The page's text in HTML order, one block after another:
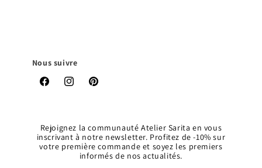
Nous suivre
FacebookInstagramPinterest
Rejoignez la communauté Atelier Sarita en vous
inscrivant à notre newsletter. Profitez de -10% sur
votre première commande et soyez les premiers
informés de nos actualités.